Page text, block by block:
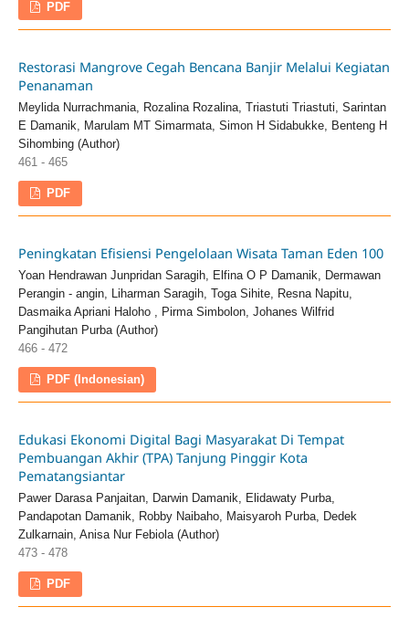
PDF
Restorasi Mangrove Cegah Bencana Banjir Melalui Kegiatan
Penanaman
Meylida Nurrachmania, Rozalina Rozalina, Triastuti Triastuti, Sarintan
E Damanik, Marulam MT Simarmata, Simon H Sidabukke, Benteng H
Sihombing (Author)
461 - 465
PDF
Peningkatan Efisiensi Pengelolaan Wisata Taman Eden 100
Yoan Hendrawan Junpridan Saragih, Elfina O P Damanik, Dermawan
Perangin - angin, Liharman Saragih, Toga Sihite, Resna Napitu,
Dasmaika Apriani Haloho , Pirma Simbolon, Johanes Wilfrid
Pangihutan Purba (Author)
466 - 472
PDF (Indonesian)
Edukasi Ekonomi Digital Bagi Masyarakat Di Tempat
Pembuangan Akhir (TPA) Tanjung Pinggir Kota
Pematangsiantar
Pawer Darasa Panjaitan, Darwin Damanik, Elidawaty Purba,
Pandapotan Damanik, Robby Naibaho, Maisyaroh Purba, Dedek
Zulkarnain, Anisa Nur Febiola (Author)
473 - 478
PDF